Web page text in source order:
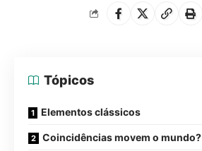
Tópicos
Elementos clássicos
Coincidências movem o mundo?